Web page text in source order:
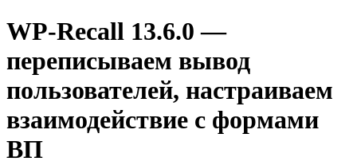
WP-Recall 13.6.0 —
переписываем вывод
пользователей, настраиваем
взаимодействие с формами
ВП